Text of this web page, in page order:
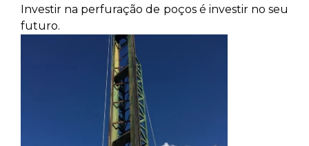
Investir na perfuração de poços é investir no seu
futuro.